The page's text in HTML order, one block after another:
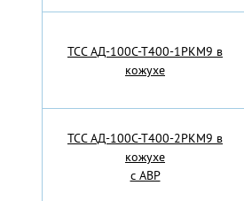
TCC АД-100С-Т400-1РКМ9 в
кожухе
TCC АД-100С-Т400-2РКМ9 в
кожухе
с АВР